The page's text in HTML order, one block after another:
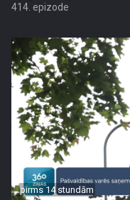
414. epizode
pirms 14 stundām